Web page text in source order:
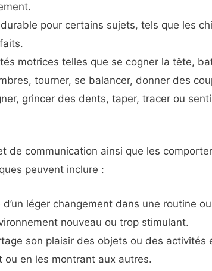
pour certains sujets, tels que les
motrices telles que se cogner la tête,
tourner, se balancer, donner des
grincer des dents, taper, tracer ou
de communication ainsi que les
peuvent inclure :
d’un léger changement dans une routine
nouveau ou trop stimulant.
son plaisir des objets ou des activités
ou en les montrant aux autres.